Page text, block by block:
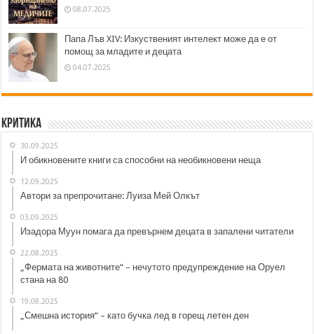
08.07.2025
Папа Лъв XIV: Изкуственият интелект може да е от
помощ за младите и децата
04.07.2025
Критика
30.09.2025
И обикновените книги са способни на необикновени неща
12.09.2025
Автори за препрочитане: Луиза Мей Олкът
03.09.2025
Изадора Муун помага да превърнем децата в запалени читатели
22.08.2025
„Фермата на животните“ – нечутото предупреждение на Оруел
стана на 80
19.08.2025
„Смешна история“ – като бучка лед в горещ летен ден